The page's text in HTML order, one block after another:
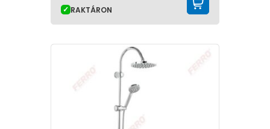
RAKTÁRON